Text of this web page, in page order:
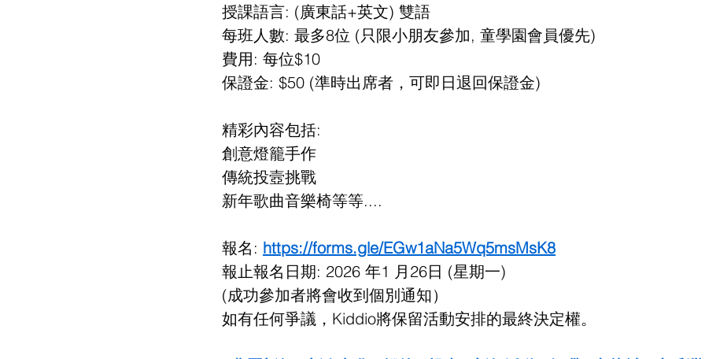
授課語言: (廣東話+英文) 雙語
每班人數: 最多8位 (只限小朋友參加, 童學園會員優先)
費用: 每位$10
保證金: $50 (準時出席者，可即日退回保證金)
精彩內容包括:
創意燈籠手作
傳統投壼挑戰
新年歌曲音樂椅等等....
報名: https://forms.gle/EGw1aNa5Wq5msMsK8
報止報名日期: 2026 年1 月26日 (星期一)
(成功參加者將會收到個別通知）
如有任何爭議，Kiddio將保留活動安排的最終決定權。